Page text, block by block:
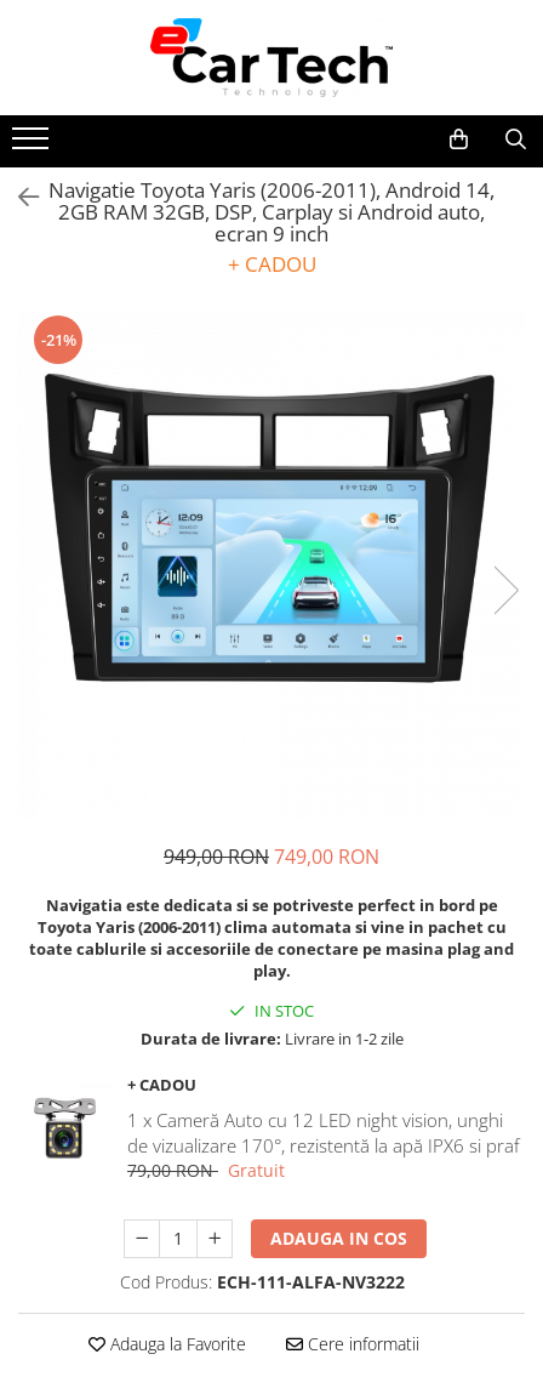
Summer sale
Navigatie dedicata
Navigatii Volkswagen
Navigatii Seat
Navigatii Ford
Navigatii Opel
Navigatii Hyundai
Navigatii Toyota
Navigatii Dacia
Navigatii Peugeot
Navigatii Audi
Navigatii BMW
Navigatii Mercedes
Navigatii Mitsubishi
Navigatii KIA
Navigatii Renault
Navigatii Smart
Navigatii Honda
Navigatii Jeep
Navigatii Porsche
Navigatii Land Rover
Navigatii Iveco
Navigatii Chrysler
Navigatie universala
Navigatie Toyota Yaris (2006-2011), Android 14,
2GB RAM 32GB, DSP, Carplay si Android auto,
ecran 9 inch
+ CADOU
-21%
949,00 RON749,00 RON
Navigatia este dedicata si se potriveste perfect in bord pe
Toyota Yaris (2006-2011) clima automata si vine in pachet cu
toate cablurile si accesoriile de conectare pe masina plag and
play.
IN STOC
Durata de livrare: Livrare in 1-2 zile
+ CADOU
1 x Cameră Auto cu 12 LED night vision, unghi
de vizualizare 170°, rezistentă la apă IPX6 si praf
79,00 RON Gratuit
ADAUGA IN COS
Cod Produs: ECH-111-ALFA-NV3222
Adauga la Favorite Cere informatii